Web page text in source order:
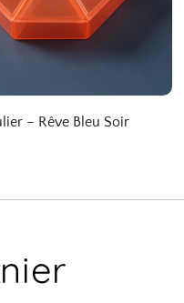
– Rêve Bleu Soir